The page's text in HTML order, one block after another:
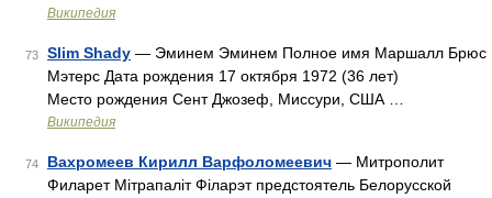
Википедия
73 Slim Shady — Эминем Эминем Полное имя Маршалл Брюс
Мэтерс Дата рождения 17 октября 1972 (36 лет)
Место рождения Сент Джозеф, Миссури, США …
Википедия
74 Вахромеев Кирилл Варфоломеевич — Митрополит
Филарет Мітрапаліт Філарэт предстоятель Белорусской